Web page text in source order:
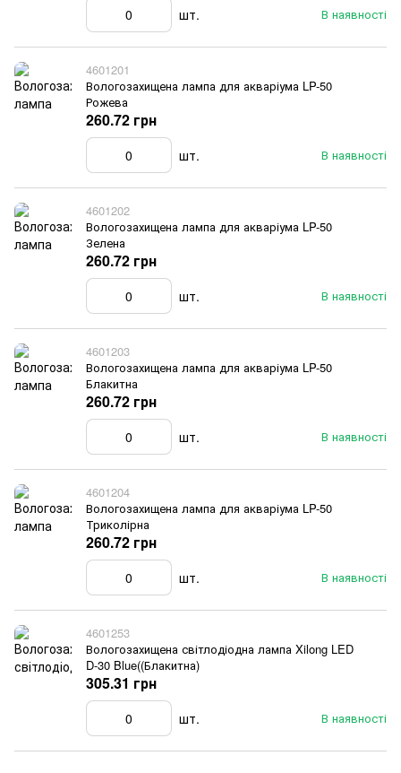
В наявності
шт.
4601201
Вологозахищена лампа для акваріума LP-50
Рожева
В наявності
260.72 грн
шт.
4601202
Вологозахищена лампа для акваріума LP-50
Зелена
В наявності
260.72 грн
шт.
4601203
Вологозахищена лампа для акваріума LP-50
Блакитна
В наявності
260.72 грн
шт.
4601204
Вологозахищена лампа для акваріума LP-50
Триколірна
В наявності
260.72 грн
шт.
4601253
Вологозахищена світлодіодна лампа Xilong LED
D-30 Blue((Блакитна)
В наявності
305.31 грн
шт.